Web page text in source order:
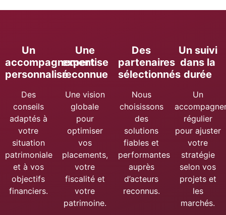
Un
accompagnement
personnalisé
Des
conseils
adaptés à
votre
situation
patrimoniale
et à vos
objectifs
financiers.
Une
expertise
reconnue
Une vision
globale
pour
optimiser
vos
placements,
votre
fiscalité et
votre
patrimoine.
Des
partenaires
sélectionnés
Nous
choisissons
des
solutions
fiables et
performantes
auprès
d’acteurs
reconnus.
Un suivi
dans la
durée
Un
régulier
pour ajuster
votre
stratégie
selon vos
projets et
les
marchés.